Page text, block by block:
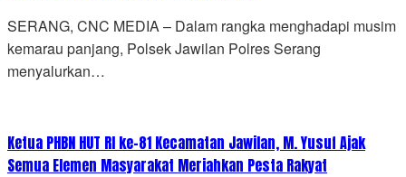
SERANG, CNC MEDIA – Dalam rangka menghadapi musim
kemarau panjang, Polsek Jawilan Polres Serang
menyalurkan…
Ketua PHBN HUT RI ke-81 Kecamatan Jawilan, M. Yusuf Ajak
Semua Elemen Masyarakat Meriahkan Pesta Rakyat